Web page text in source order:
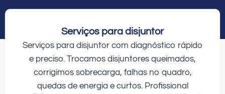
Serviços para disjuntor
Serviços para disjuntor com diagnóstico rápido
e preciso. Trocamos disjuntores queimados,
corrigimos sobrecarga, falhas no quadro,
quedas de energia e curtos. Profissional